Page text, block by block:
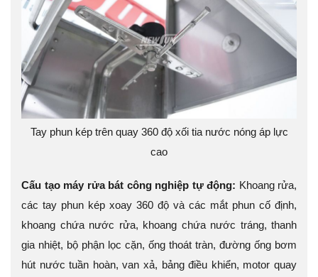
Tay phun kép trên quay 360 độ xối tia nước nóng áp lực
cao
Cấu tạo máy rửa bát công nghiệp tự động: Khoang rửa,
các tay phun kép xoay 360 độ và các mắt phun cố định,
khoang chứa nước rửa, khoang chứa nước tráng, thanh
gia nhiệt, bộ phận lọc cặn, ống thoát tràn, đường ống bơm
hút nước tuần hoàn, van xả, bảng điều khiển, motor quay